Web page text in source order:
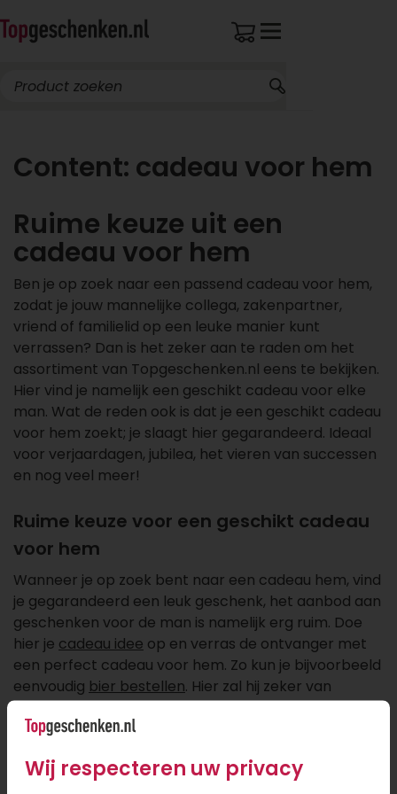
Content: cadeau voor hem
Ruime keuze uit een
cadeau voor hem
Ben je op zoek naar een passend cadeau voor hem,
zodat je jouw mannelijke collega, zakenpartner,
vriend of familielid op een leuke manier kunt
verrassen? Dan is het zeker aan te raden om het
assortiment van Topgeschenken.nl eens te bekijken.
Hier vind je namelijk een geschikt cadeau voor elke
man. Wat de reden ook is dat je een geschikt cadeau
voor hem zoekt; je slaagt hier gegarandeerd. Ideaal
voor verjaardagen, jubilea, het vieren van successen
en nog veel meer!
Ruime keuze voor een geschikt cadeau
voor hem
Wanneer je op zoek bent naar een cadeau hem, vind
je gegarandeerd een leuk geschenk, het aanbod aan
geschenken voor de man is namelijk erg ruim. Doe
hier je cadeau idee op en verras de ontvanger met
een perfect cadeau voor hem. Zo kun je bijvoorbeeld
eenvoudig bier bestellen. Hier zal hij zeker van
genieten.
Cadeaus bestellen met een zakelijk
account
Wij respecteren uw privacy